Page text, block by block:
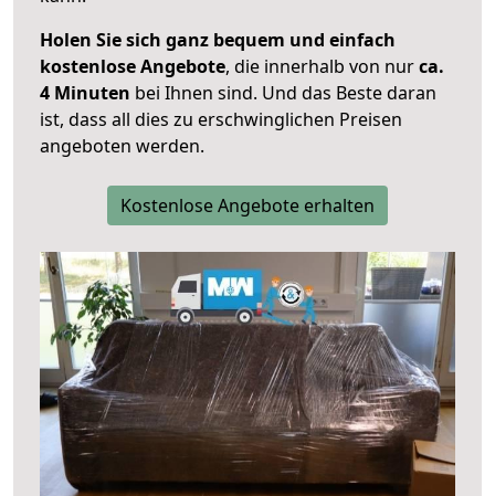
Holen Sie sich ganz bequem und einfach
kostenlose Angebote, die innerhalb von nurca.
4 Minuten bei Ihnen sind. Und das Beste daran
ist, dass all dies zu erschwinglichen Preisen
angeboten werden.
Kostenlose Angebote erhalten